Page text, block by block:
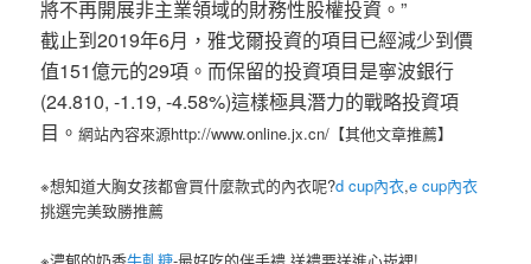
將不再開展非主業領域的財務性股權投資。”
截止到2019年6月，雅戈爾投資的項目已經減少到價
值151億元的29項。而保留的投資項目是寧波銀行
(24.810, -1.19, -4.58%)這樣極具潛力的戰略投資項
目。網站內容來源http://www.online.jx.cn/【其他文章推薦】
※想知道大胸女孩都會買什麼款式的內衣呢?d cup內衣,e cup內衣
挑選完美致勝推薦